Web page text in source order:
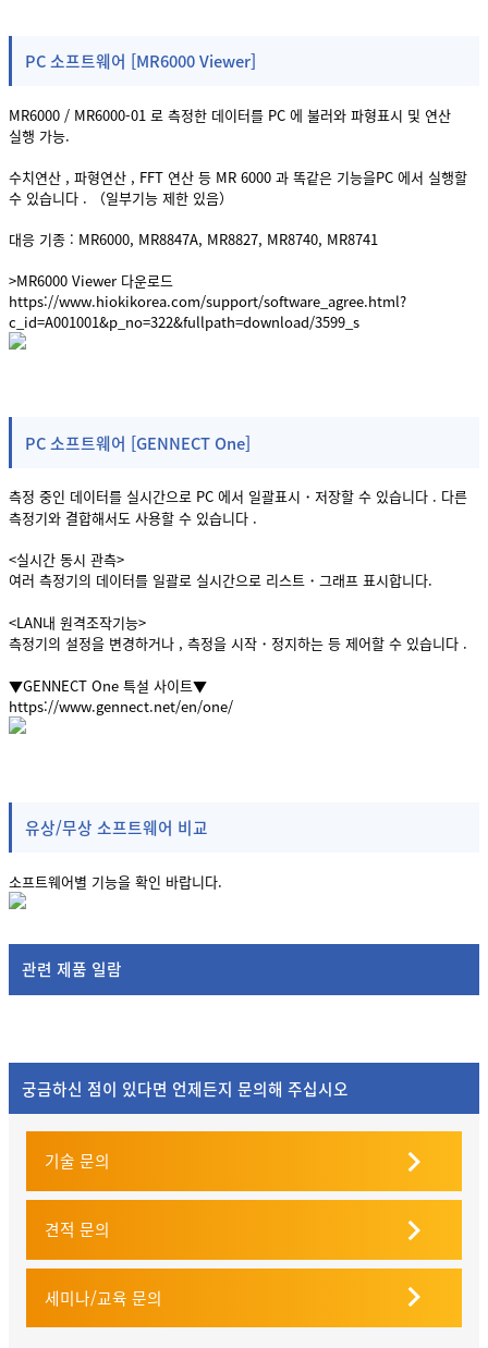
PC 소프트웨어 [MR6000 Viewer]
MR6000 / MR6000-01 로 측정한 데이터를 PC 에 불러와 파형표시 및 연산
실행 가능.
수치연산 , 파형연산 , FFT 연산 등 MR 6000 과 똑같은 기능을PC 에서 실행할
수 있습니다 . （일부기능 제한 있음）
대응 기종 : MR6000, MR8847A, MR8827, MR8740, MR8741
>MR6000 Viewer 다운로드
https://www.hiokikorea.com/support/software_agree.html?
c_id=A001001&p_no=322&fullpath=download/3599_s
PC 소프트웨어 [GENNECT One]
측정 중인 데이터를 실시간으로 PC 에서 일괄표시・저장할 수 있습니다 . 다른
측정기와 결합해서도 사용할 수 있습니다 .
<실시간 동시 관측>
여러 측정기의 데이터를 일괄로 실시간으로 리스트・그래프 표시합니다.
<LAN내 원격조작기능>
측정기의 설정을 변경하거나 , 측정을 시작・정지하는 등 제어할 수 있습니다 .
▼GENNECT One 특설 사이트▼
https://www.gennect.net/en/one/
유상/무상 소프트웨어 비교
소프트웨어별 기능을 확인 바랍니다.
관련 제품 일람
궁금하신 점이 있다면 언제든지 문의해 주십시오
기술 문의
견적 문의
세미나/교육 문의